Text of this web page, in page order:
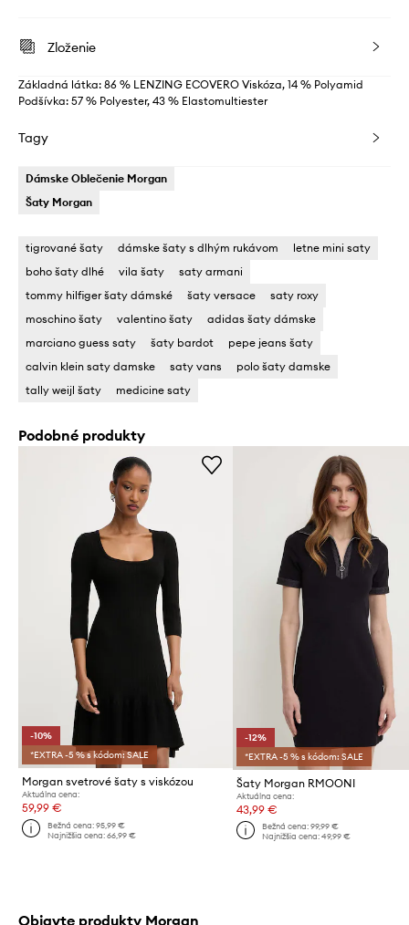
Zloženie
Základná látka: 86 % LENZING ECOVERO Viskóza, 14 % Polyamid
Podšívka: 57 % Polyester, 43 % Elastomultiester
Tagy
Dámske Oblečenie Morgan
Šaty Morgan
tigrované šaty dámske šaty s dlhým rukávom
letne mini saty
boho šaty dlhé
vila šaty
saty armani
tommy hilfiger šaty dámské
šaty versace
saty roxy
moschino šaty
valentino šaty
adidas šaty dámske
marciano guess saty
šaty bardot
pepe jeans šaty
calvin klein saty damske
saty vans
polo šaty damske
tally weijl šaty
medicine saty
Podobné produkty
-10%
*EXTRA -5 % s kódom: SALE
Morgan svetrové šaty s viskózou
Aktuálna cena:
59,99 €
Bežná cena:95,99 €
Najnižšia cena:66,99 €
-12%
*EXTRA -5 % s kódom: SALE
Šaty Morgan RMOONI
Aktuálna cena:
43,99 €
Bežná cena: 99,99 €
Najnižšia cena: 49,99 €
Objavte produkty Morgan